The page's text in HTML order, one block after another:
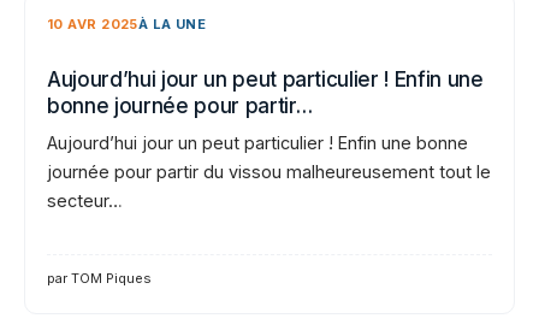
10 AVR 2025À LA UNE
Aujourd’hui jour un peut particulier ! Enfin une
bonne journée pour partir…
Aujourd’hui jour un peut particulier ! Enfin une bonne
journée pour partir du vissou malheureusement tout le
secteur…
par TOM Piques